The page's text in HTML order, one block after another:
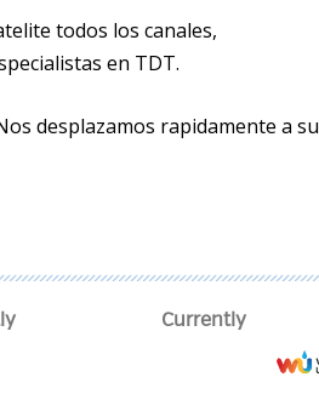
todos los canales,
en TDT.
desplazamos rapidamente a su
Currently